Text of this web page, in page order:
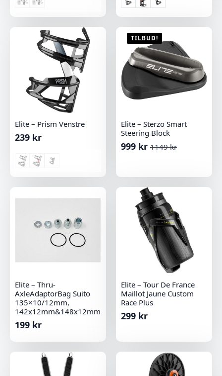
Elite – Prism Venstre
239 kr
TILBUD!
Elite – Sterzo Smart
Steering Block
1149kr
Opprinnelig
999 kr
Nåværende
Elite – Thru-
AxleAdaptorBag Suito
135×10/12mm,
142x12mm&148x12mm
199 kr
Elite – Tour De France
Maillot Jaune Custom
Race Plus
299 kr